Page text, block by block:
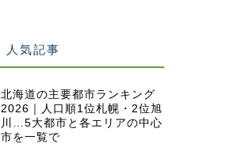
人気記事
北海道の主要都市ランキング
2026｜人口順1位札幌・2位旭
川…5大都市と各エリアの中心
市を一覧で